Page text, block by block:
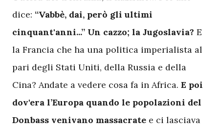
dice: “Vabbè, dai, però gli ultimi
cinquant'anni...” Un cazzo; la Jugoslavia? E
la Francia che ha una politica imperialista al
pari degli Stati Uniti, della Russia e della
Cina? Andate a vedere cosa fa in Africa. E poi
dov'era l’Europa quando le popolazioni del
Donbass venivano massacrate e ci lasciava